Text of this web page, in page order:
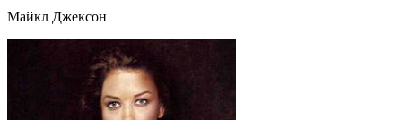
Майкл Джексон